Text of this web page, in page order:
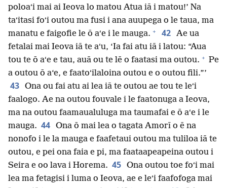
poloaʻi mai ai Ieova lo matou Atua iā i matou!’ Na
taʻitasi foʻi outou ma fusi i ana auupega o le taua, ma
manatu e faigofie le ō aʻe i le mauga. + 42 Ae ua
fetalai mai Ieova iā te aʻu, ‘Ia fai atu iā i latou: “Aua
tou te ō aʻe e tau, auā ou te lē o faatasi ma outou. + Pe
a outou ō a‘e, e faatoʻilaloina outou e o outou fili.”’
43 Ona ou fai atu ai lea iā te outou ae tou te leʻi
faalogo. Ae na outou fouvale i le faatonuga a Ieova,
ma na outou faamaualuluga ma taumafai e ō aʻe i le
mauga. 44 Ona ō mai lea o tagata Amorī o ē na
nonofo i le la mauga e faafetaui outou ma tuliloa iā te
outou, e pei ona faia e pi, ma faataapeapeina outou i
Seira e oo lava i Horema. 45 Ona outou toe foʻi mai
lea ma fetagisi i luma o Ieova, ae e leʻi faafofoga mai